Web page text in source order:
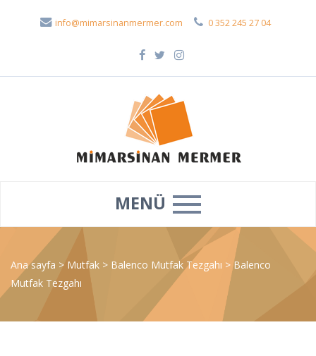
info@mimarsinanmermer.com 0 352 245 27 04
MENÜ
Ana sayfa > Mutfak > Balenco Mutfak Tezgahı >Balenco
Mutfak Tezgahı